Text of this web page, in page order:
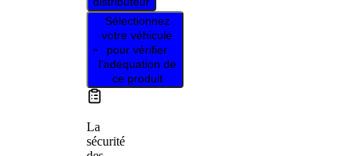
Sélectionnez
votre véhicule
pour vérifier
l’adéquation de
ce produit
La
sécurité